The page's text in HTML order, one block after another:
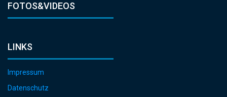
FOTOS&VIDEOS
LINKS
Impressum
Datenschutz